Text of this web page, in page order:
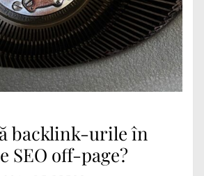
backlink-urile în
SEO off-page?